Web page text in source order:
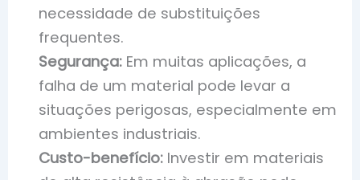
necessidade de substituições
frequentes.
Segurança: Em muitas aplicações, a
falha de um material pode levar a
situações perigosas, especialmente em
ambientes industriais.
Custo-benefício: Investir em materiais